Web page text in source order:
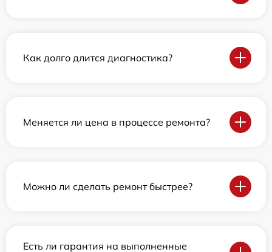
Как долго длится диагностика?
Меняется ли цена в процессе ремонта?
Можно ли сделать ремонт быстрее?
Есть ли гарантия на выполненные